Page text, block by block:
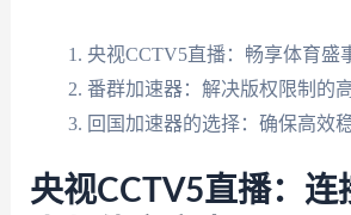
央视CCTV5直播：畅享体育盛
番群加速器：解决版权限制的
回国加速器的选择：确保高效
央视CCTV5直播：连